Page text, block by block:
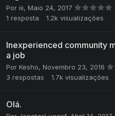
Por iii, Maio 24, 2017
1 resposta 1.2k visualizações
Inexperienced community
a job
Por Kesho, Novembro 23, 2016
3 respostas 1.7k visualizações
Olá.